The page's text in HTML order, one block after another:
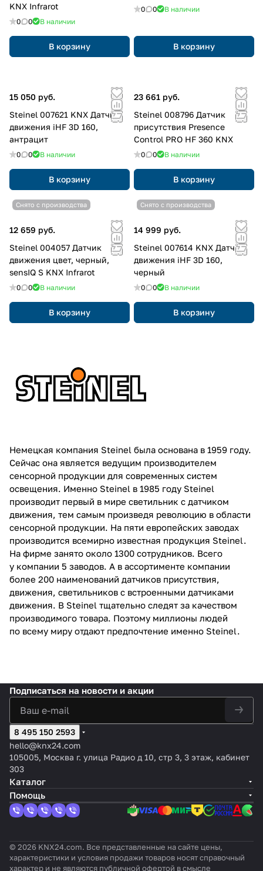
KNX Infrarot
0 0 В наличии
В корзину
0 0 В наличии
В корзину
15 050 руб.
Steinel 007621 KNX Датчик
движения iHF 3D 160,
антрацит
0 0 В наличии
В корзину
23 661 руб.
Steinel 008796 Датчик
присутствия Presence
Control PRO HF 360 KNX
0 0 В наличии
В корзину
Снято с производства
12 659 руб.
Steinel 004057 Датчик
движения цвет, черный,
sensIQ S KNX Infrarot
0 0 В наличии
В корзину
Снято с производства
14 999 руб.
Steinel 007614 KNX Датчик
движения iHF 3D 160,
черный
0 0 В наличии
В корзину
Немецкая компания Steinel была основана в 1959 году.
Сейчас она является ведущим производителем
сенсорной продукции для современных систем
освещения. Именно Steinel в 1985 году Steinel
производит первый в мире светильник с датчиком
движения, тем самым произведя революцию в области
сенсорной продукции. На пяти европейских заводах
производится всемирно известная продукция Steinel.
На фирме занято около 1300 сотрудников. Всего
у компании 5 заводов. А в ассортименте компании
более 200 наименований датчиков присутствия,
движения, светильников с встроенными датчиками
движения. В Steinel тщательно следят за качеством
производимого товара. Поэтому миллионы людей
по всему миру отдают предпочтение именно Steinel.
Подписаться на новости и акции
8 495 150 2593
hello@knx24.com
105005, Москва г. улица Радио д 10, стр 3, 3 этаж, кабинет
303
Каталог
Помощь
© 2026 KNX24.com. Все представленные на сайте цены,
характеристики и условия продажи товаров носят справочный
характер и не являются публичной офертой в смысле